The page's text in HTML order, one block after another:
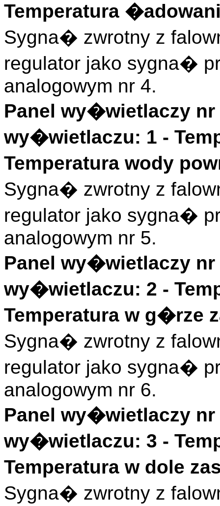
Temperatura
Sygna� zwrotny z
regulator jako sygna�
analogowym nr 4.
Panel wy�wietlaczy nr
wy�wietlaczu: 1 -
Temperatura wody
Sygna� zwrotny z
regulator jako sygna�
analogowym nr 5.
Panel wy�wietlaczy nr
wy�wietlaczu: 2 -
Temperatura w g�rze
Sygna� zwrotny z
regulator jako sygna�
analogowym nr 6.
Panel wy�wietlaczy nr
wy�wietlaczu: 3 -
Temperatura w dole
Sygna� zwrotny z